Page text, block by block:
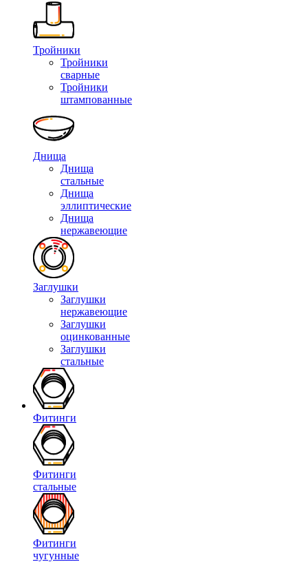
Тройники
Тройники
сварные
Тройники
штампованные
Днища
Днища
стальные
Днища
эллиптические
Днища
нержавеющие
Заглушки
Заглушки
нержавеющие
Заглушки
оцинкованные
Заглушки
стальные
Фитинги
Фитинги
стальные
Фитинги
чугунные